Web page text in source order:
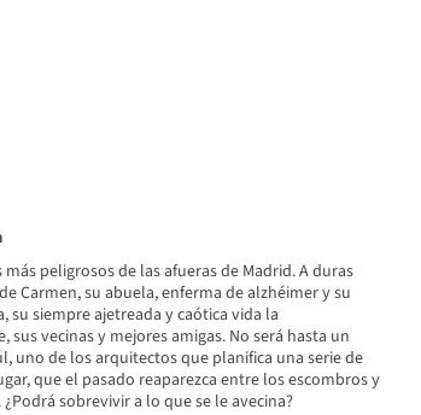
peligrosos de las afueras de Madrid. A duras
Carmen, su abuela, enferma de alzhéimer y su
su siempre ajetreada y caótica vida la
vecinas y mejores amigas. No será hasta un
uno de los arquitectos que planifica una serie de
que el pasado reaparezca entre los escombros y
sobrevivir a lo que se le avecina?